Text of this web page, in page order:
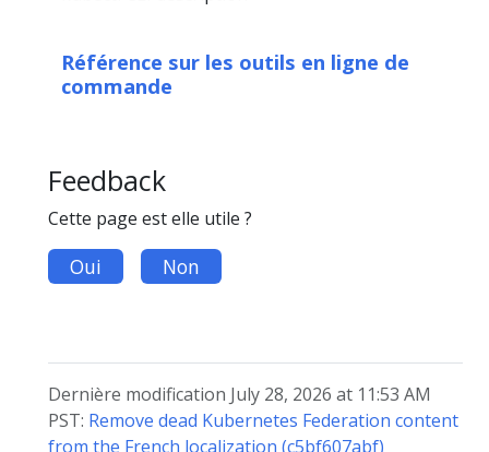
Référence sur les outils en ligne de
commande
Feedback
Cette page est elle utile ?
Oui Non
Dernière modification July 28, 2026 at 11:53 AM
PST: Remove dead Kubernetes Federation content
from the French localization (c5bf607abf)